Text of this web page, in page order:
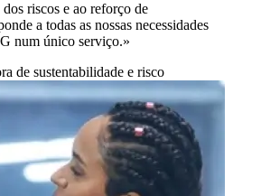
riscos e ao reforço de
a todas as nossas necessidades
num único serviço.»
de sustentabilidade e risco